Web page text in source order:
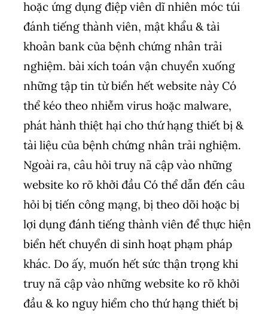
hoặc ứng dụng điệp viên dĩ nhiên móc túi
đánh tiếng thành viên, mật khẩu & tài
khoản bank của bệnh chứng nhân trải
nghiệm. bài xích toán vận chuyển xuống
những tập tin từ biển hết website này Có
thể kéo theo nhiễm virus hoặc malware,
phát hành thiệt hại cho thứ hạng thiết bị &
tài liệu của bệnh chứng nhân trải nghiệm.
Ngoài ra, câu hỏi truy nã cập vào những
website ko rõ khởi đầu Có thể dẫn đến câu
hỏi bị tiến công mạng, bị theo dõi hoặc bị
lợi dụng đánh tiếng thành viên để thực hiện
biển hết chuyển di sinh hoạt phạm pháp
khác. Do ấy, muốn hết sức thận trọng khi
truy nã cập vào những website ko rõ khởi
đầu & ko nguy hiểm cho thứ hạng thiết bị